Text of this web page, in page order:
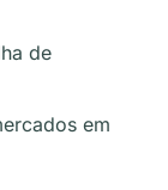
de
em